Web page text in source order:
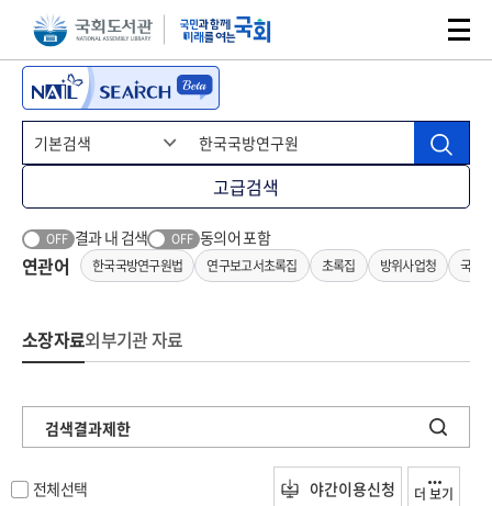
본문 바로가기주메뉴 바로가기
고급검색
OFF 결과 내 검색 OFF 동의어 포함
연관어 한국국방연구원법 연구보고서초록집 초록집 방위사업청 국방
소장자료외부기관 자료
검색결과제한
전체선택 야간이용신청 더 보기